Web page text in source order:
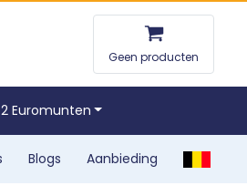
Geen producten
2 Euromunten
Blogs Aanbieding